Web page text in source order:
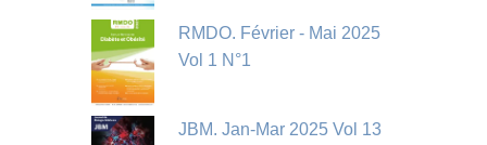
RMDO. Février - Mai 2025
Vol 1 N°1
JBM. Jan-Mar 2025 Vol 13